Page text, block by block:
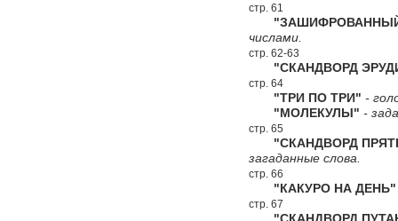
стр. 61
"ЗАШИФРОВАННЫЙ
числами.
стр. 62-63
"СКАНДВОРД
стр. 64
"ТРИ ПО ТРИ" -
"МОЛЕКУЛЫ" -
стр. 65
"СКАНДВОРД
загаданные слова.
стр. 66
"КАКУРО НА ДЕНЬ"
стр. 67